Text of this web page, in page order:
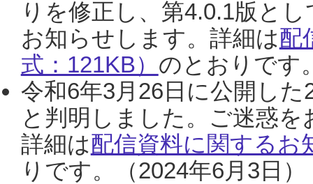
りを修正し、第4.0.1版と
お知らせします。詳細は配
式：121KB） のとおりです
令和6年3月26日に公開し
と判明しました。ご迷惑
詳細は配信資料に関するお
りです。（2024年6月3日）